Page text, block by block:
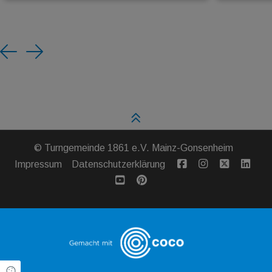
Previous
Next
© Turngemeinde 1861 e.V. Mainz-Gonsenheim
Impressum
Datenschutzerklärung